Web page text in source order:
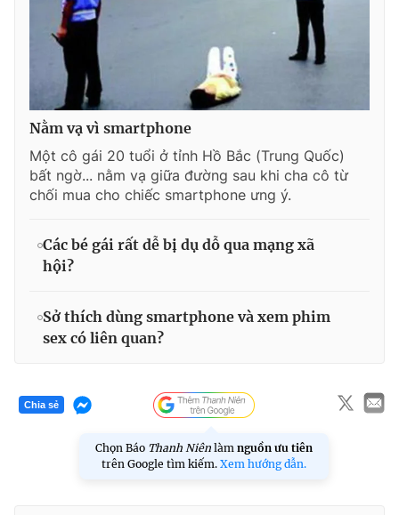
Nằm vạ vì smartphone
Một cô gái 20 tuổi ở tỉnh Hồ Bắc (Trung Quốc)
bất ngờ... nằm vạ giữa đường sau khi cha cô từ
chối mua cho chiếc smartphone ưng ý.
Các bé gái rất dễ bị dụ dỗ qua mạng xã
hội?
Sở thích dùng smartphone và xem phim
sex có liên quan?
Chia sẻ
Chọn Báo Thanh Niên làm nguồn ưu tiên
trên Google tìm kiếm. Xem hướng dẫn.